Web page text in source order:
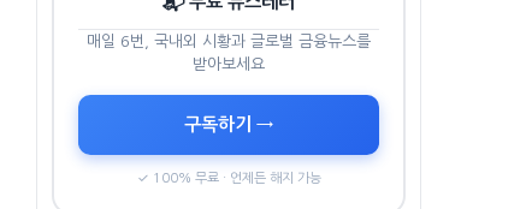
매일 6번, 국내외 시황과 글로벌 금융뉴스를
받아보세요
구독하기 →
✓ 100% 무료 · 언제든 해지 가능